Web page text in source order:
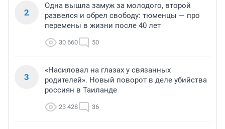
2
Одна вышла замуж за молодого, второй
развелся и обрел свободу: тюменцы — про
перемены в жизни после 40 лет
30 660 50
3
«Насиловал на глазах у связанных
родителей». Новый поворот в деле убийства
россиян в Таиланде
23 428 36